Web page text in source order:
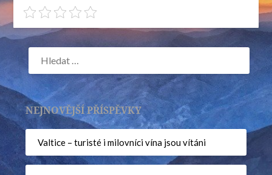
NEJNOVĚJŠÍ PŘÍSPĚVKY
Valtice – turisté i milovníci vína jsou vítáni